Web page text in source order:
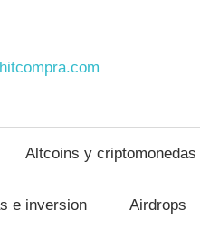
Altcoins y criptomonedas
e inversion Airdrops